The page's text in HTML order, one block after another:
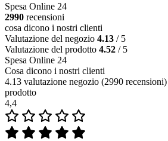
Spesa Online 24
2990 recensioni
cosa dicono i nostri clienti
Valutazione del negozio 4.13 / 5
Valutazione del prodotto 4.52 / 5
Spesa Online 24
Cosa dicono i nostri clienti
4.13 valutazione negozio (2990 recensioni)
prodotto
4,4